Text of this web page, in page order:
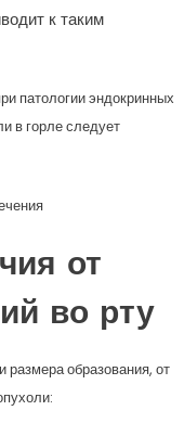
к таким
патологии эндокринных
в горле следует
от
во рту
образования, от